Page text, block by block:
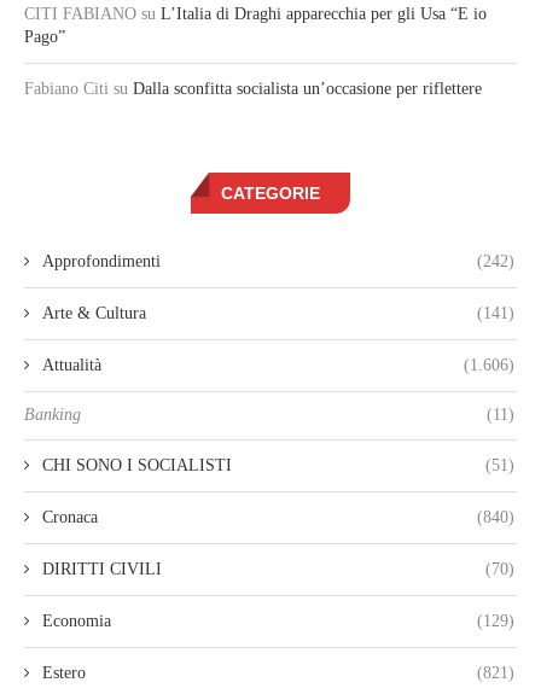
CITI FABIANO su L’Italia di Draghi apparecchia per gli Usa “E io
Pago”
Fabiano Citi su Dalla sconfitta socialista un’occasione per riflettere
CATEGORIE
Approfondimenti (242)
Arte & Cultura (141)
Attualità (1.606)
Banking (11)
CHI SONO I SOCIALISTI (51)
Cronaca (840)
DIRITTI CIVILI (70)
Economia (129)
Estero (821)